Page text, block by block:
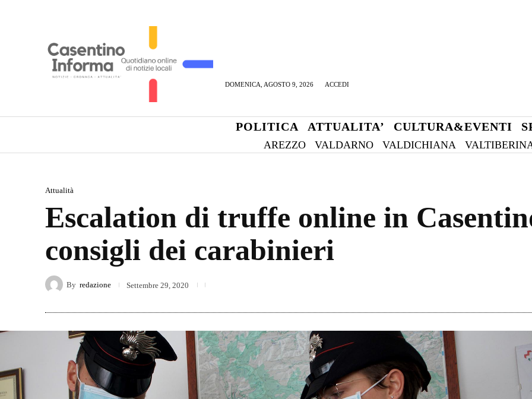
DOMENICA, AGOSTO 9, 2026 ACCEDI
POLITICA ATTUALITA’ CULTURA&EVENTI
AREZZO VALDARNO VALDICHIANA
Attualità
Escalation di truffe online in
consigli dei carabinieri
By redazione Settembre 29, 2020